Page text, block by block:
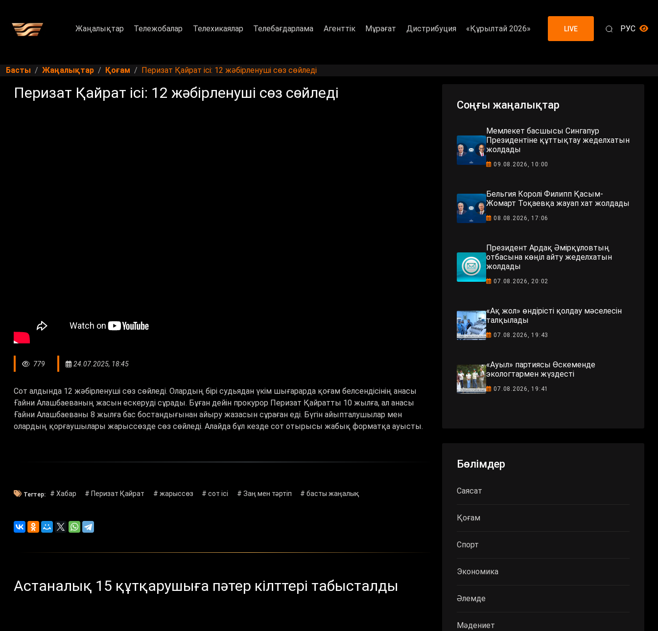
Жаңалықтар Тележобалар Телехикаялар Телебағдарлама Агенттік Мұрағат Дистрибуция «Құрылтай 2026» LIVE РУС
Басты Жаңалықтар Қоғам Перизат Қайрат ісі: 12 жәбірленуші сөз сөйледі
Перизат Қайрат ісі: 12 жәбірленуші сөз сөйледі
779 24.07.2025, 18:45
Сот алдында 12 жәбірленуші сөз сөйледі. Олардың бірі судьядан үкім шығарарда қоғам белсендісінің анасы
Ғайни Алашбаеваның жасын ескеруді сұрады. Бұған дейін прокурор Перизат Қайратты 10 жылға, ал анасы
Ғайни Алашбаеваны 8 жылға бас бостандығынан айыру жазасын сұраған еді. Бүгін айыпталушылар мен
олардың қорғаушылары жарыссөзде сөз сөйледі. Алайда бұл кезде сот отырысы жабық форматқа ауысты.
Тегтер: # Хабар # Перизат Қайрат # жарыссөз # сот ісі # Заң мен тәртіп # басты жаңалық
Астаналық 15 құтқарушыға пәтер кілттері табысталды
Соңғы жаңалықтар
Мемлекет басшысы Сингапур
Президентіне құттықтау жеделхатын
жолдады
09.08.2026, 10:00
Бельгия Королі Филипп Қасым-
Жомарт Тоқаевқа жауап хат жолдады
08.08.2026, 17:06
Президент Ардақ Әмірқұловтың
отбасына көңіл айту жеделхатын
жолдады
07.08.2026, 20:02
«Ақ жол» өндірісті қолдау мәселесін
талқылады
07.08.2026, 19:43
«Ауыл» партиясы Өскеменде
экологтармен жүздесті
07.08.2026, 19:41
Бөлімдер
Саясат
Қоғам
Спорт
Экономика
Әлемде
Мәдениет